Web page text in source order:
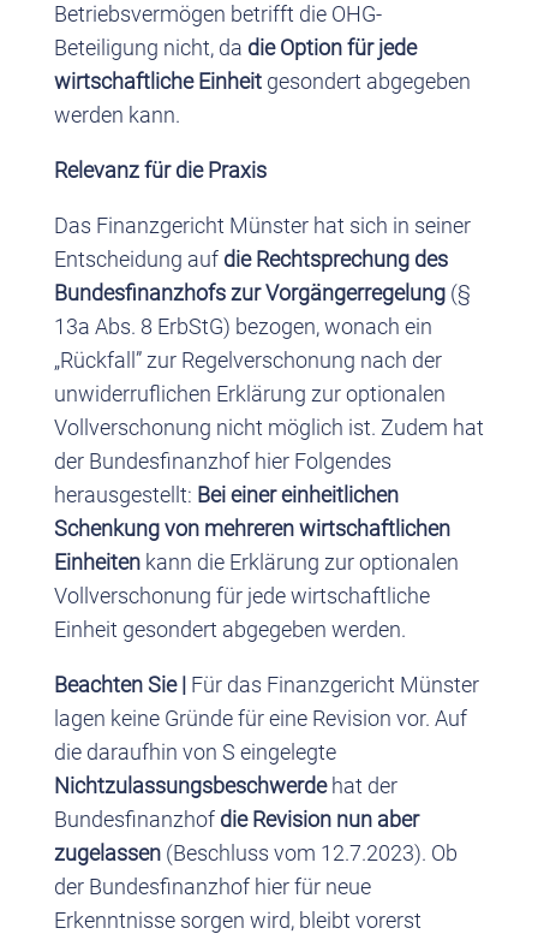
Betriebsvermögen betrifft die OHG-
Beteiligung nicht, da die Option für jede
wirtschaftliche Einheitgesondert abgegeben
werden kann.
Relevanz für die Praxis
Das Finanzgericht Münster hat sich in seiner
Entscheidung auf die Rechtsprechung des
Bundesfinanzhofs zur Vorgängerregelung(§
13a Abs. 8 ErbStG) bezogen, wonach ein
„Rückfall” zur Regelverschonung nach der
unwiderruflichen Erklärung zur optionalen
Vollverschonung nicht möglich ist. Zudem hat
der Bundesfinanzhof hier Folgendes
herausgestellt: Bei einer einheitlichen
Schenkung von mehreren wirtschaftlichen
Einheitenkann die Erklärung zur optionalen
Vollverschonung für jede wirtschaftliche
Einheit gesondert abgegeben werden.
Beachten Sie | Für das Finanzgericht Münster
lagen keine Gründe für eine Revision vor. Auf
die daraufhin von S eingelegte
Nichtzulassungsbeschwerdehat der
Bundesfinanzhof die Revision nun aber
zugelassen (Beschluss vom 12.7.2023). Ob
der Bundesfinanzhof hier für neue
Erkenntnisse sorgen wird, bleibt vorerst